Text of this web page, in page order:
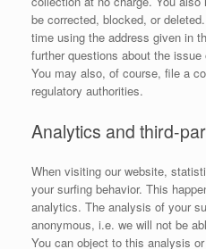
be corrected, blocked, or
time using the address given in
further questions about the
You may also, of course, file a
regulatory authorities.
Analytics and third-
When visiting our website,
your surfing behavior. This
analytics. The analysis of your
anonymous, i.e. we will not be
You can object to this analysis